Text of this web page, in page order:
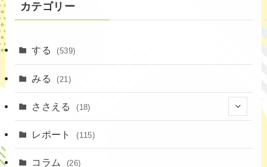
カテゴリー
する (539)
みる (21)
ささえる (18)
(4)
(1)
レポート (115)
コラム (26)